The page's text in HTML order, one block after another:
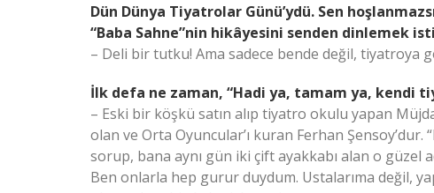
Dün Dünya Tiyatrolar Günü’ydü. Sen
“Baba Sahne”nin hikâyesini senden dinlemek
– Deli bir tutku! Ama sadece bende değil,
İlk defa ne zaman, “Hadi ya, tamam ya, kendi
– Eski bir köşkü satın alıp tiyatro okulu yapan
olan ve Orta Oyuncular’ı kuran Ferhan Şensoy’dur.
sorup, bana aynı gün iki çift ayakkabı alan o güzel
Ben onlarla hep gurur duydum. Ustalarıma değil,